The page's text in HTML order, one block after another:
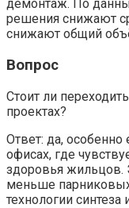
демонтаж. По
решения снижают
снижают общий
Вопрос
Стоит ли
проектах?
Ответ: да,
офисах, где
здоровья жильцов.
меньше
технологии